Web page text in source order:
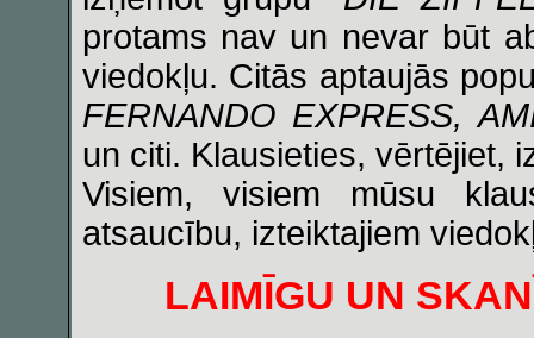
protams nav un nevar būt
viedokļu. Citās aptaujās
FERNANDO EXPRESS,
un citi. Klausieties, vērtējiet,
Visiem, visiem mūsu
atsaucību, izteiktajiem
LAIMĪGU UN